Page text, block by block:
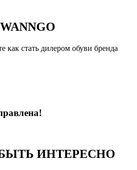
как стать дилером обуви бренда
ИНТЕРЕСНО